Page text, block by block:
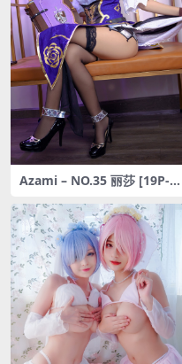
Azami – NO.35 丽莎 [19P-84